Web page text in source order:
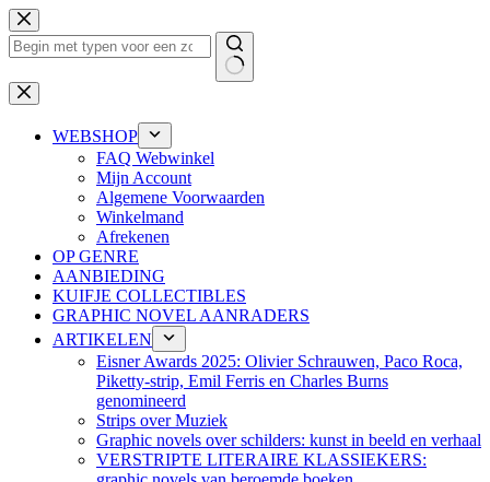
Ga
naar
de
Geen
resultaten
WEBSHOP
FAQ Webwinkel
Mijn Account
Algemene Voorwaarden
Winkelmand
Afrekenen
OP GENRE
AANBIEDING
KUIFJE COLLECTIBLES
GRAPHIC NOVEL AANRADERS
ARTIKELEN
Eisner Awards 2025: Olivier Schrauwen, Paco Roca,
Piketty-strip, Emil Ferris en Charles Burns
genomineerd
Strips over Muziek
Graphic novels over schilders: kunst in beeld en verhaal
VERSTRIPTE LITERAIRE KLASSIEKERS: